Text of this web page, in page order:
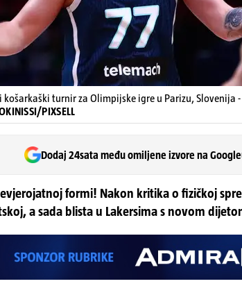
turnir za Olimpijske igre u Parizu, Slovenija -
PIXSELL
Dodaj 24sata među omiljene izvore na
formi! Nakon kritika o fizičkoj
a sada blista u Lakersima s novom